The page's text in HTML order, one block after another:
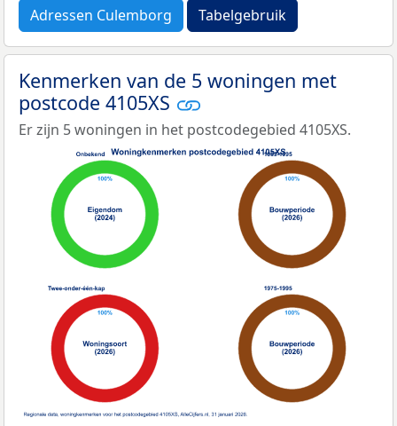
Adressen Culemborg Tabelgebruik
Kenmerken van de 5 woningen met
postcode 4105XS
Er zijn 5 woningen in het postcodegebied 4105XS.